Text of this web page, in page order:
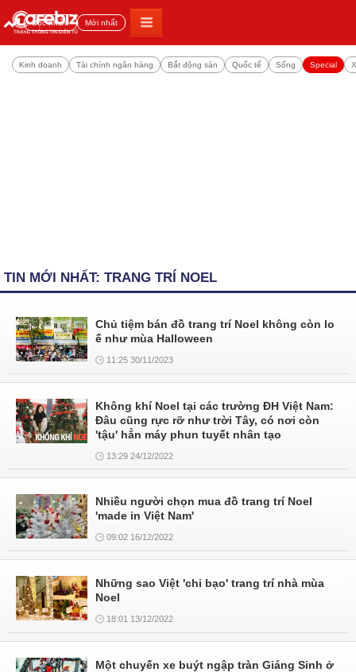
Đọc nhiều Mới nhất
Kinh doanh Tài chính ngân hàng Bất động sản Quốc tế Sống Special
TIN MỚI NHẤT: TRANG TRÍ NOEL
Chủ tiệm bán đồ trang trí Noel không còn lo
ế như mùa Halloween
11:25 30/11/2023
Không khí Noel tại các trường ĐH Việt Nam:
Đâu cũng rực rỡ như trời Tây, có nơi còn
'tậu' hẳn máy phun tuyết nhân tạo
13:29 24/12/2022
Nhiều người chọn mua đồ trang trí Noel
'made in Việt Nam'
09:02 16/12/2022
Những sao Việt 'chi bạo' trang trí nhà mùa
Noel
18:01 13/12/2022
Một chuyến xe buýt ngập tràn Giáng Sinh ở